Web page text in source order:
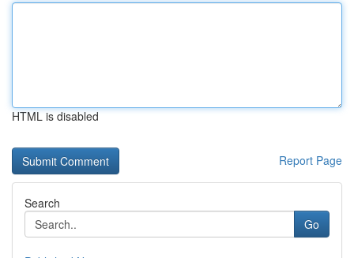
HTML is disabled
Report Page
Search
Go